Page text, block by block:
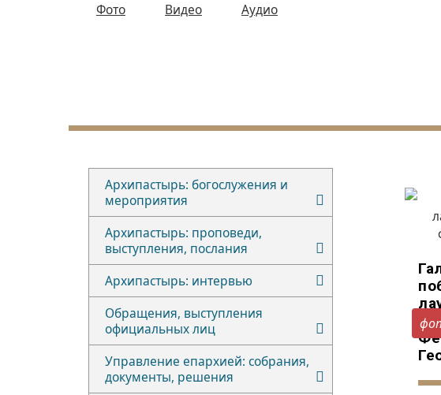
Фото Видео Аудио
Архипастырь: богослужения и
мероприятия
Архипастырь: проповеди,
выступления, послания
Архипастырь: интервью
Обращения, выступления
официальных лиц
Управление епархией: собрания,
документы, решения